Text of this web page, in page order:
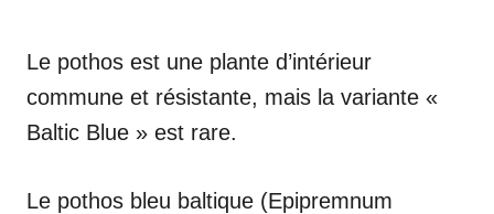
Le pothos est une plante d’intérieur
commune et résistante, mais la variante «
Baltic Blue » est rare.
Le pothos bleu baltique (Epipremnum